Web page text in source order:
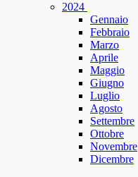
2024
Gennaio
Febbraio
Marzo
Aprile
Maggio
Giugno
Luglio
Agosto
Settembre
Ottobre
Novembre
Dicembre